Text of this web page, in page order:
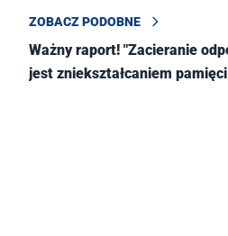
ZOBACZ PODOBNE
Ważny raport! "Zacieranie
jest zniekształcaniem